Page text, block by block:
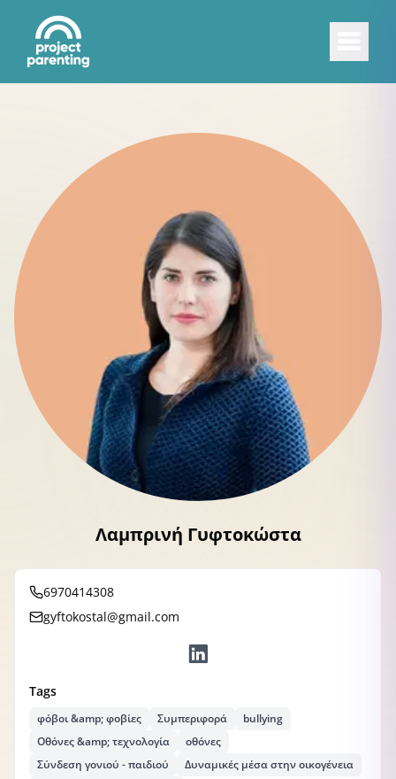
Λαμπρινή Γυφτοκώστα
6970414308
gyftokostal@gmail.com
Tags
φόβοι &amp; φοβίες Συμπεριφορά
bullying
Οθόνες &amp; τεχνολογία
οθόνες
Σύνδεση γονιού - παιδιού
Δυναμικές μέσα στην οικογένεια